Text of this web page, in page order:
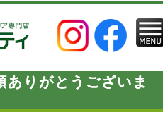
りがとうございま